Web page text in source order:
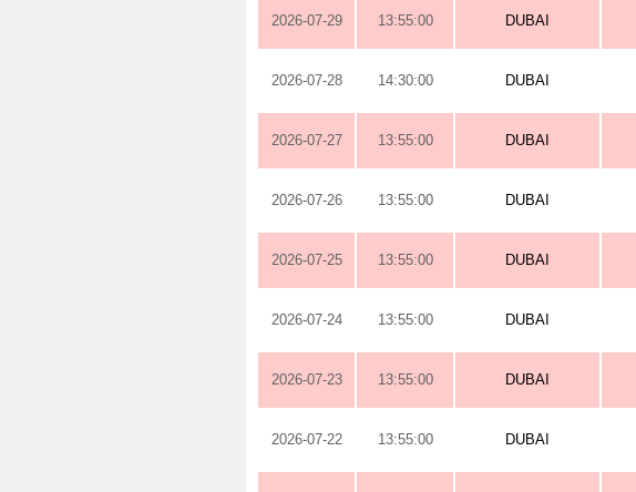
2026-07-29 13:55:00 DUBAI
2026-07-28 14:30:00 DUBAI
2026-07-27 13:55:00 DUBAI
2026-07-26 13:55:00 DUBAI
2026-07-25 13:55:00 DUBAI
2026-07-24 13:55:00 DUBAI
2026-07-23 13:55:00 DUBAI
2026-07-22 13:55:00 DUBAI